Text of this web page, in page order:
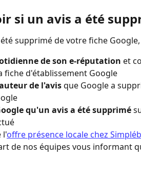
si un avis a été
supprimé de votre fiche
de son e-réputation et
fiche d'établissement Google
de l'avis que Google a
qu'un avis a été supprimé
l'offre présence locale chez
de nos équipes vous informant